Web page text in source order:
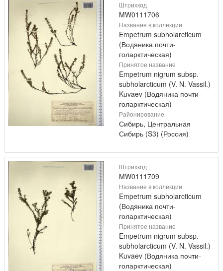
Штрихкод
MW0111706
Название в коллекции
Empetrum subholarcticum
(Водяника почти-
голарктическая)
Принятое название
Empetrum nigrum subsp.
subholarcticum (V. N. Vassil.)
Kuvaev (Водяника почти-
голарктическая)
Районирование
Сибирь, Центральная
Сибирь (S3) (Россия)
Штрихкод
MW0111709
Название в коллекции
Empetrum subholarcticum
(Водяника почти-
голарктическая)
Принятое название
Empetrum nigrum subsp.
subholarcticum (V. N. Vassil.)
Kuvaev (Водяника почти-
голарктическая)